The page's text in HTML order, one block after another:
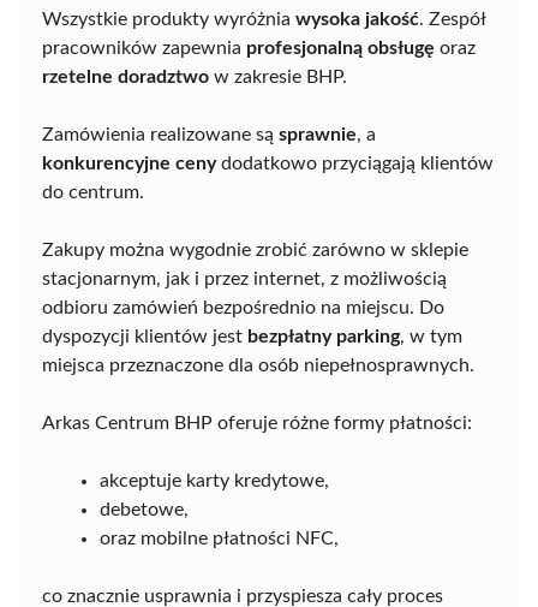
Wszystkie produkty wyróżnia wysoka jakość. Zespół
pracowników zapewnia profesjonalną obsługę oraz
rzetelne doradztwo w zakresie BHP.
Zamówienia realizowane są sprawnie, a
konkurencyjne cenydodatkowo przyciągają klientów
do centrum.
Zakupy można wygodnie zrobić zarówno w sklepie
stacjonarnym, jak i przez internet, z możliwością
odbioru zamówień bezpośrednio na miejscu. Do
dyspozycji klientów jest bezpłatny parking, w tym
miejsca przeznaczone dla osób niepełnosprawnych.
Arkas Centrum BHP oferuje różne formy płatności:
akceptuje karty kredytowe,
debetowe,
oraz mobilne płatności NFC,
co znacznie usprawnia i przyspiesza cały proces